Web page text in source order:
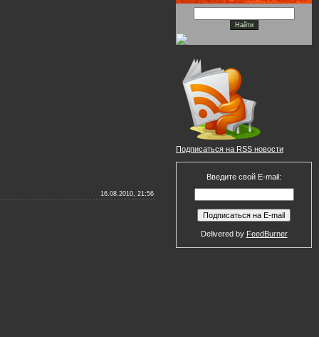
16.08.2010, 21:56
Подписаться на RSS новости
Введите свой E-mail:
Delivered by FeedBurner